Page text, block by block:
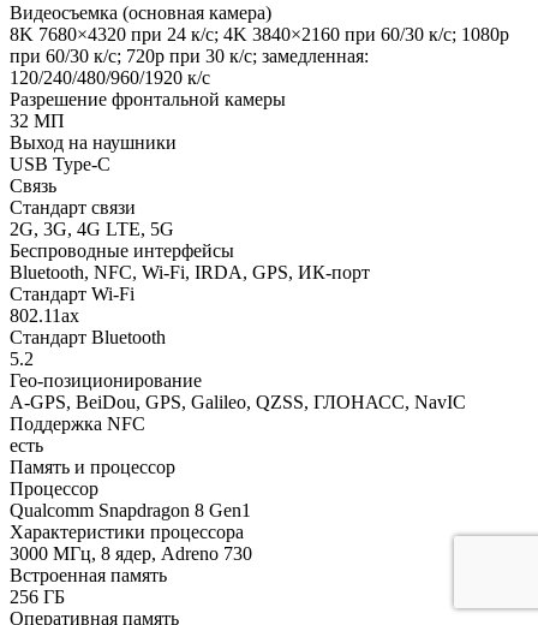
Видеосъемка (основная камера)
8K 7680×4320 при 24 к/с; 4K 3840×2160 при 60/30 к/с; 1080p
при 60/30 к/с; 720p при 30 к/с; замедленная:
120/240/480/960/1920 к/с
Разрешение фронтальной камеры
32 МП
Выход на наушники
USB Type-C
Связь
Стандарт связи
2G, 3G, 4G LTE, 5G
Беспроводные интерфейсы
Bluetooth, NFC, Wi-Fi, IRDA, GPS, ИК-порт
Стандарт Wi-Fi
802.11ax
Стандарт Bluetooth
5.2
Гео-позиционирование
A-GPS, BeiDou, GPS, Galileo, QZSS, ГЛОНАСС, NavIC
Поддержка NFC
есть
Память и процессор
Процессор
Qualcomm Snapdragon 8 Gen1
Характеристики процессора
3000 МГц, 8 ядер, Adreno 730
Встроенная память
256 ГБ
Оперативная память